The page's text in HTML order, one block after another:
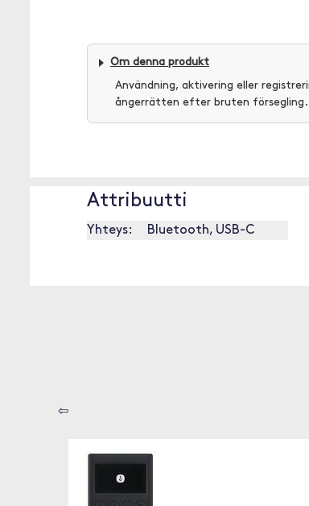
Om denna produkt
Användning, aktivering eller
ångerrätten efter bruten försegling.
Attribuutti
Yhteys: Bluetooth, USB-C
⇦